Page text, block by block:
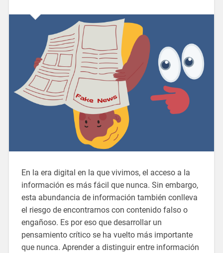
En la era digital en la que vivimos, el acceso a la
información es más fácil que nunca. Sin embargo,
esta abundancia de información también conlleva
el riesgo de encontrarnos con contenido falso o
engañoso. Es por eso que desarrollar un
pensamiento crítico se ha vuelto más importante
que nunca. Aprender a distinguir entre información